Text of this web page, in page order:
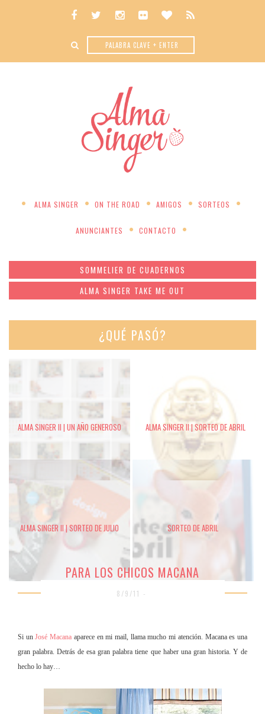
ALMA SINGER ON THE ROAD AMIGOS SORTEOS
ANUNCIANTES CONTACTO
SOMMELIER DE CUADERNOS
ALMA SINGER TAKE ME OUT
¿QUÉ PASÓ?
ALMA SINGER II | UN AÑO GENEROSO ALMA SINGER II | SORTEO DE ABRIL
ALMA SINGER II | SORTEO DE JULIO SORTEO DE ABRIL
PARA LOS CHICOS MACANA
8/9/11 -
Si unJosé Macana aparece en mi mail, llama mucho mi atención. Macana es una
gran palabra. Detrás de esa gran palabra tiene que haber una gran historia. Y de
hecho lo hay…